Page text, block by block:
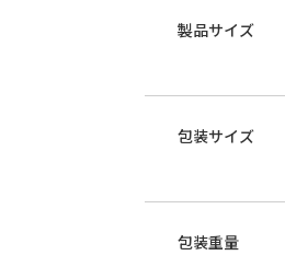
製品サイズ
包装サイズ
包装重量